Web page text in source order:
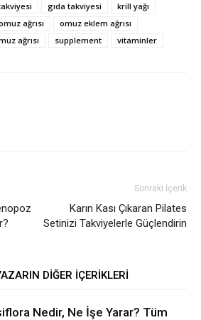
gıda takviyesi
krill yağı
ağrısı
omuz eklem ağrısı
ağrısı supplement vitaminler
Sonraki İçerik
Karın Kası Çıkaran Pilates
Setinizi Takviyelerle Güçlendirin
DIĞER İÇERIKLERI
Nedir, Ne İşe Yarar? Tüm